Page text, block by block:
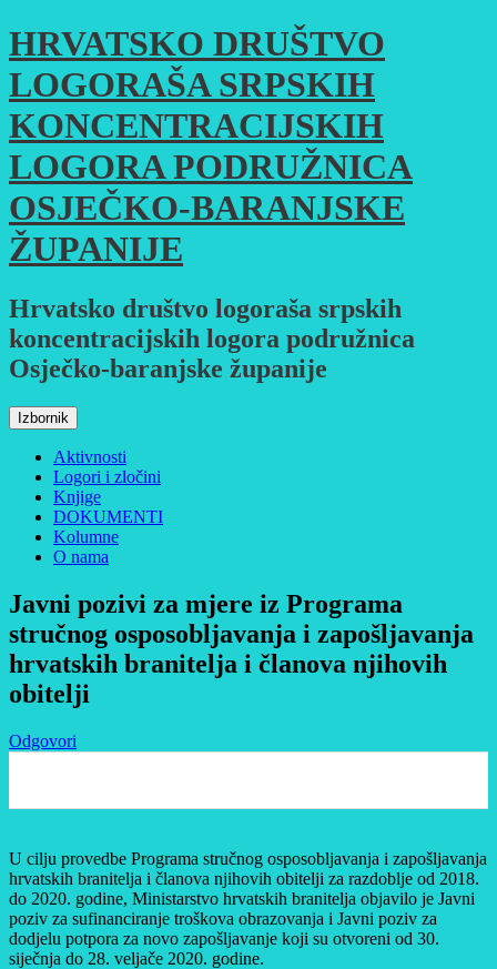
Skoči
do
sadržaja
HRVATSKO DRUŠTVO
LOGORAŠA SRPSKIH
KONCENTRACIJSKIH
LOGORA PODRUŽNICA
OSJEČKO-BARANJSKE
ŽUPANIJE
Hrvatsko društvo logoraša srpskih
koncentracijskih logora podružnica
Osječko-baranjske županije
Izbornik
Aktivnosti
Logori i zločini
Knjige
DOKUMENTI
Kolumne
O nama
Javni pozivi za mjere iz Programa
stručnog osposobljavanja i zapošljavanja
hrvatskih branitelja i članova njihovih
obitelji
Odgovori
U cilju provedbe Programa stručnog osposobljavanja i zapošljavanja
hrvatskih branitelja i članova njihovih obitelji za razdoblje od 2018.
do 2020. godine, Ministarstvo hrvatskih branitelja objavilo je Javni
poziv za sufinanciranje troškova obrazovanja i Javni poziv za
dodjelu potpora za novo zapošljavanje koji su otvoreni od 30.
siječnja do 28. veljače 2020. godine.